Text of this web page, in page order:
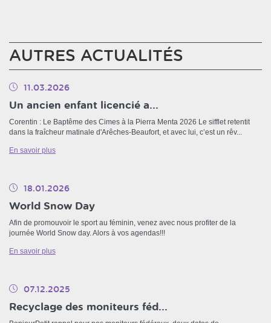
AUTRES ACTUALITÉS
11.03.2026
Un ancien enfant licencié a...
Corentin : Le Baptême des Cimes à la Pierra Menta 2026 Le sifflet retentit
dans la fraîcheur matinale d'Arêches-Beaufort, et avec lui, c’est un rêv...
En savoir plus
18.01.2026
World Snow Day
Afin de promouvoir le sport au féminin, venez avec nous profiter de la
journée World Snow day. Alors à vos agendas!!!
En savoir plus
07.12.2025
Recyclage des moniteurs féd...